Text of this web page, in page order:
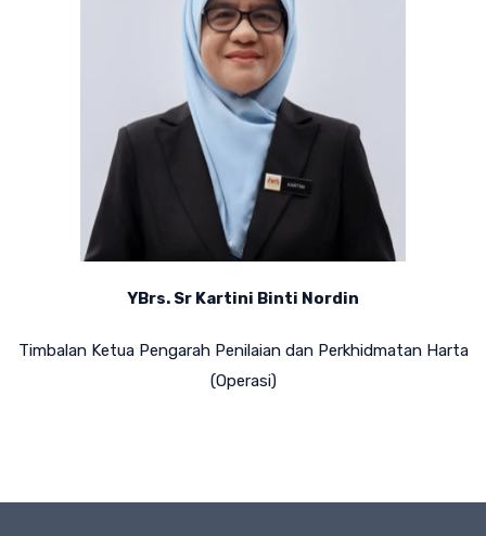
YBrs. Sr Kartini Binti Nordin
Timbalan Ketua Pengarah Penilaian dan Perkhidmatan Harta
(Operasi)